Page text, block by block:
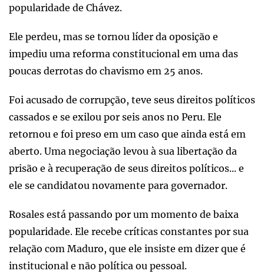
popularidade de Chávez.
Ele perdeu, mas se tornou líder da oposição e
impediu uma reforma constitucional em uma das
poucas derrotas do chavismo em 25 anos.
Foi acusado de corrupção, teve seus direitos políticos
cassados e se exilou por seis anos no Peru. Ele
retornou e foi preso em um caso que ainda está em
aberto. Uma negociação levou à sua libertação da
prisão e à recuperação de seus direitos políticos... e
ele se candidatou novamente para governador.
Rosales está passando por um momento de baixa
popularidade. Ele recebe críticas constantes por sua
relação com Maduro, que ele insiste em dizer que é
institucional e não política ou pessoal.